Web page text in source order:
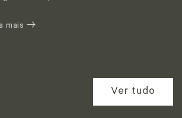
mais
Ver tudo